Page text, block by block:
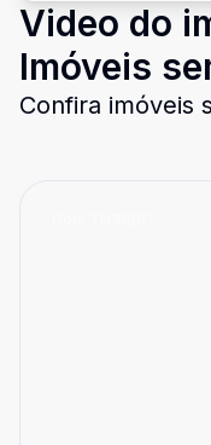
Video do
Imóveis
Confira imóveis